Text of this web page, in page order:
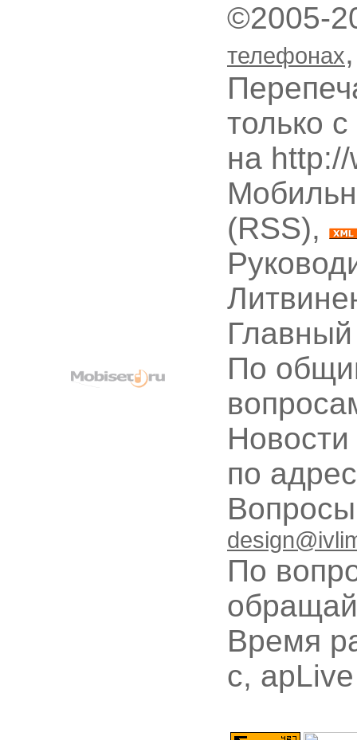
©2005-
телефонах
только
на
(RSS),
По
по
По
Время
с,